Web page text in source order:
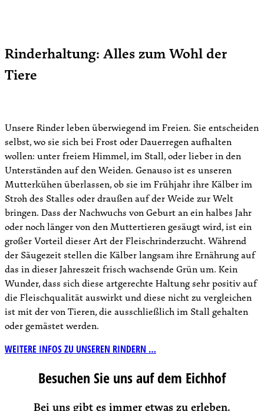
Rinderhaltung: Alles zum Wohl der
Tiere
Unsere Rinder leben überwiegend im Freien. Sie entscheiden
selbst, wo sie sich bei Frost oder Dauerregen aufhalten
wollen: unter freiem Himmel, im Stall, oder lieber in den
Unterständen auf den Weiden. Genauso ist es unseren
Mutterkühen überlassen, ob sie im Frühjahr ihre Kälber im
Stroh des Stalles oder draußen auf der Weide zur Welt
bringen. Dass der Nachwuchs von Geburt an ein halbes Jahr
oder noch länger von den Muttertieren gesäugt wird, ist ein
großer Vorteil dieser Art der Fleischrinderzucht. Während
der Säugezeit stellen die Kälber langsam ihre Ernährung auf
das in dieser Jahreszeit frisch wachsende Grün um. Kein
Wunder, dass sich diese artgerechte Haltung sehr positiv auf
die Fleischqualität auswirkt und diese nicht zu vergleichen
ist mit der von Tieren, die ausschließlich im Stall gehalten
oder gemästet werden.
WEITERE INFOS ZU UNSEREN RINDERN …
Besuchen Sie uns auf dem Eichhof
Bei uns gibt es immer etwas zu erleben.